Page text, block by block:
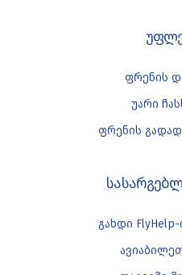
ფრენის
უარი
ფრენის
გახდი